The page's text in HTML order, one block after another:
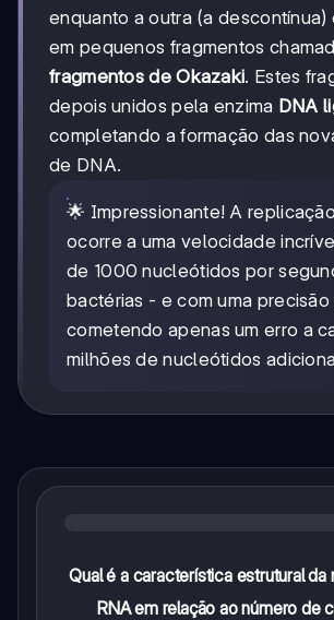
enquanto a outra (a descontínua)
em pequenos fragmentos
fragmentos de Okazaki. Estes
depois unidos pela enzima DNA
completando a formação das
de DNA.
🌟 Impressionante! A
ocorre a uma velocidade
de 1000 nucleótidos por
bactérias - e com uma
cometendo apenas um erro a
milhões de nucleótidos
Qual é a característica estrutural da
RNA em relação ao número de